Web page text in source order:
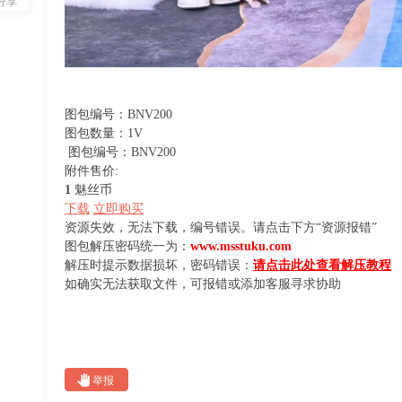
图包编号：BNV200
图包数量：1V
图包编号：BNV200
附件售价:
1 魅丝币
下载 立即购买
资源失效，无法下载，编号错误。请点击下方“资源报错”
图包解压密码统一为： www.msstuku.com
解压时提示数据损坏，密码错误： 请点击此处查看解压教程
如确实无法获取文件，可报错或添加客服寻求协助
举报